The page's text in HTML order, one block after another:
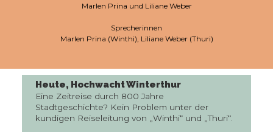
Marlen Prina und Liliane Weber
Sprecherinnen
Marlen Prina (Winthi), Liliane Weber (Thuri)
Heute, Hochwacht Winterthur
Eine Zeitreise durch 800 Jahre
Stadtgeschichte? Kein Problem unter der
kundigen Reiseleitung von „Winthi“ und „Thuri“.